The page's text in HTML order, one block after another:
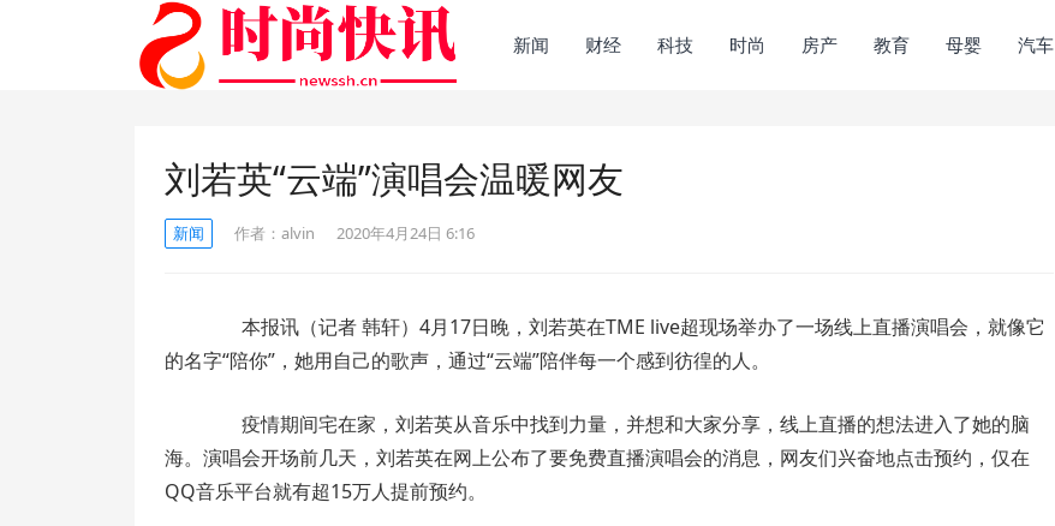
新闻 财经 科技 时尚 房产 教育 母婴 汽车
刘若英“云端”演唱会温暖网友
新闻 作者： alvin 2020年4月24日 6:16
本报讯（记者 韩轩）4月17日晚，刘若英在TME live超现场举办了一场线上直播演唱会，就像它
的名字“陪你”，她用自己的歌声，通过“云端”陪伴每一个感到彷徨的人。
疫情期间宅在家，刘若英从音乐中找到力量，并想和大家分享，线上直播的想法进入了她的脑
海。演唱会开场前几天，刘若英在网上公布了要免费直播演唱会的消息，网友们兴奋地点击预约，仅在
QQ音乐平台就有超15万人提前预约。